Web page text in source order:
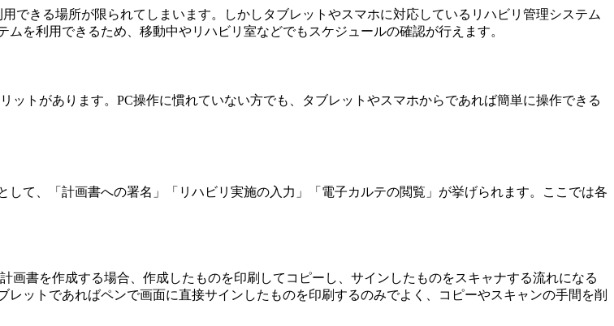
できる場所が限られてしまいます。しかしタブレットやスマホに対応しているリハビリ管理システム
を利用できるため、移動中やリハビリ室などでもスケジュールの確認が行えます。
トがあります。PC操作に慣れていない方でも、タブレットやスマホからであれば簡単に操作できる
て、「計画書への署名」「リハビリ実施の入力」「電子カルテの閲覧」が挙げられます。ここでは各
画書を作成する場合、作成したものを印刷してコピーし、サインしたものをスキャナする流れになる
ットであればペンで画面に直接サインしたものを印刷するのみでよく、コピーやスキャンの手間を削